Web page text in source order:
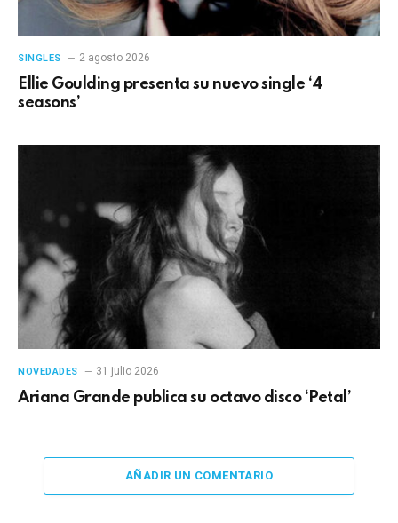
SINGLES 2 agosto 2026
Ellie Goulding presenta su nuevo single ‘4
seasons’
NOVEDADES 31 julio 2026
Ariana Grande publica su octavo disco ‘Petal’
AÑADIR UN COMENTARIO